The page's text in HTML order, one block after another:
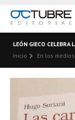
LEÓN GIECO CELEBRA
Inicio
En los medios